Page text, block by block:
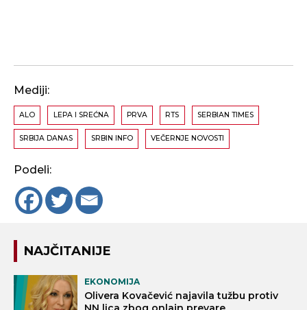
Mediji:
ALO LEPA I SREĆNA PRVA RTS SERBIAN TIMES
SRBIJA DANAS SRBIN INFO VEČERNJE NOVOSTI
Podeli:
NAJČITANIJE
EKONOMIJA
Olivera Kovačević najavila tužbu protiv